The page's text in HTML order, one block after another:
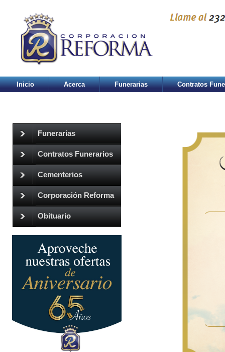
Inicio Acerca Funerarias Contratos
Funerarias
Contratos Funerarios
Cementerios
Corporación Reforma
Obituario